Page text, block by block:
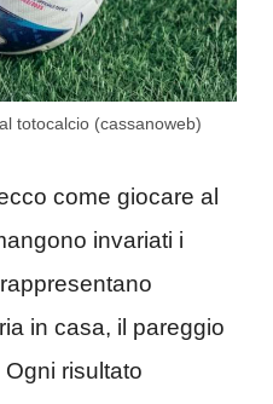
totocalcio (cassanoweb)
come giocare al
invariati i
in casa, il pareggio
Ogni risultato